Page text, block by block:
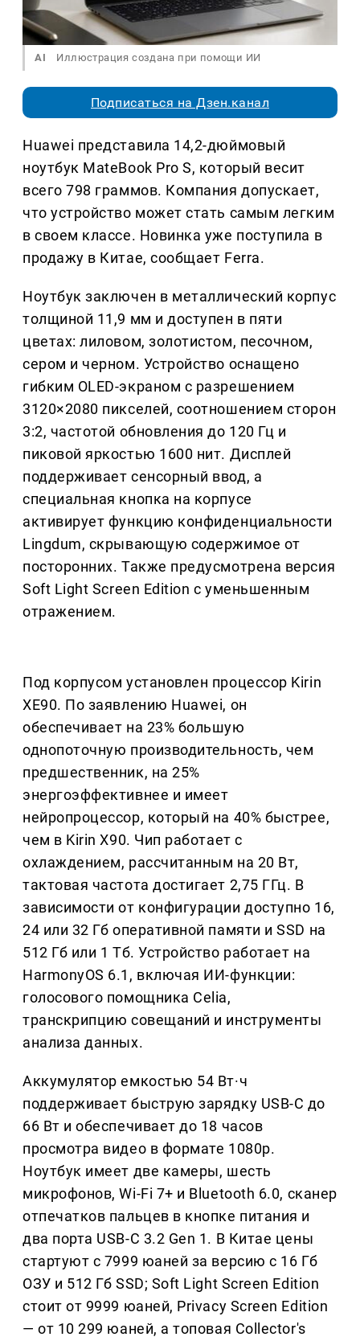
AI Иллюстрация создана при помощи ИИ
Подписаться на Дзен.канал
Huawei представила 14,2-дюймовый
ноутбук MateBook Pro S, который весит
всего 798 граммов. Компания допускает,
что устройство может стать самым легким
в своем классе. Новинка уже поступила в
продажу в Китае, сообщает Ferra.
Ноутбук заключен в металлический корпус
толщиной 11,9 мм и доступен в пяти
цветах: лиловом, золотистом, песочном,
сером и черном. Устройство оснащено
гибким OLED-экраном с разрешением
3120×2080 пикселей, соотношением сторон
3:2, частотой обновления до 120 Гц и
пиковой яркостью 1600 нит. Дисплей
поддерживает сенсорный ввод, а
специальная кнопка на корпусе
активирует функцию конфиденциальности
Lingdum, скрывающую содержимое от
посторонних. Также предусмотрена версия
Soft Light Screen Edition с уменьшенным
отражением.
Под корпусом установлен процессор Kirin
XE90. По заявлению Huawei, он
обеспечивает на 23% большую
однопоточную производительность, чем
предшественник, на 25%
энергоэффективнее и имеет
нейропроцессор, который на 40% быстрее,
чем в Kirin X90. Чип работает с
охлаждением, рассчитанным на 20 Вт,
тактовая частота достигает 2,75 ГГц. В
зависимости от конфигурации доступно 16,
24 или 32 Гб оперативной памяти и SSD на
512 Гб или 1 Тб. Устройство работает на
HarmonyOS 6.1, включая ИИ-функции:
голосового помощника Celia,
транскрипцию совещаний и инструменты
анализа данных.
Аккумулятор емкостью 54 Вт·ч
поддерживает быструю зарядку USB-C до
66 Вт и обеспечивает до 18 часов
просмотра видео в формате 1080p.
Ноутбук имеет две камеры, шесть
микрофонов, Wi-Fi 7+ и Bluetooth 6.0, сканер
отпечатков пальцев в кнопке питания и
два порта USB-C 3.2 Gen 1. В Китае цены
стартуют с 7999 юаней за версию с 16 Гб
ОЗУ и 512 Гб SSD; Soft Light Screen Edition
стоит от 9999 юаней, Privacy Screen Edition
— от 10 299 юаней, а топовая Collector's